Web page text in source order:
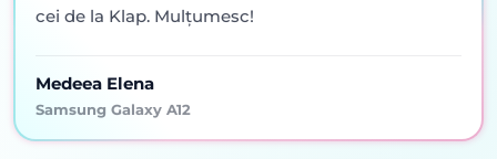
cei de la Klap. Mulţumesc!
Medeea Elena
Samsung Galaxy A12